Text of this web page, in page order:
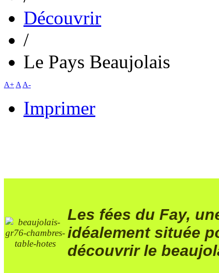
Découvrir
/
Le Pays Beaujolais
A+ A A-
Imprimer
Les fées du Fay,
idéalement située
découvrir le